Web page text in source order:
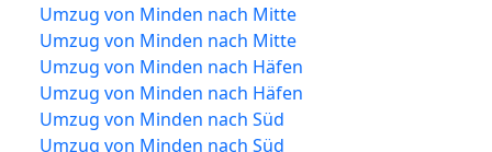
Umzug von Minden nach Mitte
Umzug von Minden nach Mitte
Umzug von Minden nach Häfen
Umzug von Minden nach Häfen
Umzug von Minden nach Süd
Umzug von Minden nach Süd